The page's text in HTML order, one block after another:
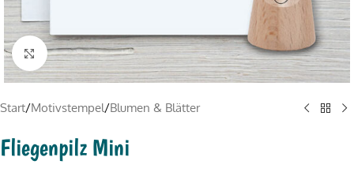
Click to enlarge
Start/Motivstempel/Blumen & Blätter
Fliegenpilz Mini